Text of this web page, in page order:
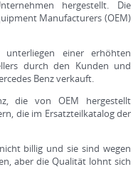
hergestellt. Die
Мanufacturers (OEM)
einer erhöhten
durch den Kunden und
Benz verkauft.
die von OEM hergestellt
die im Ersatzteilkatalog der
billig und sie sind wegen
aber die Qualität lohnt sich